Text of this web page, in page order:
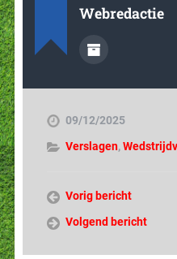
Webredactie
09/12/2025
Verslagen,
Vorig bericht
Volgend bericht